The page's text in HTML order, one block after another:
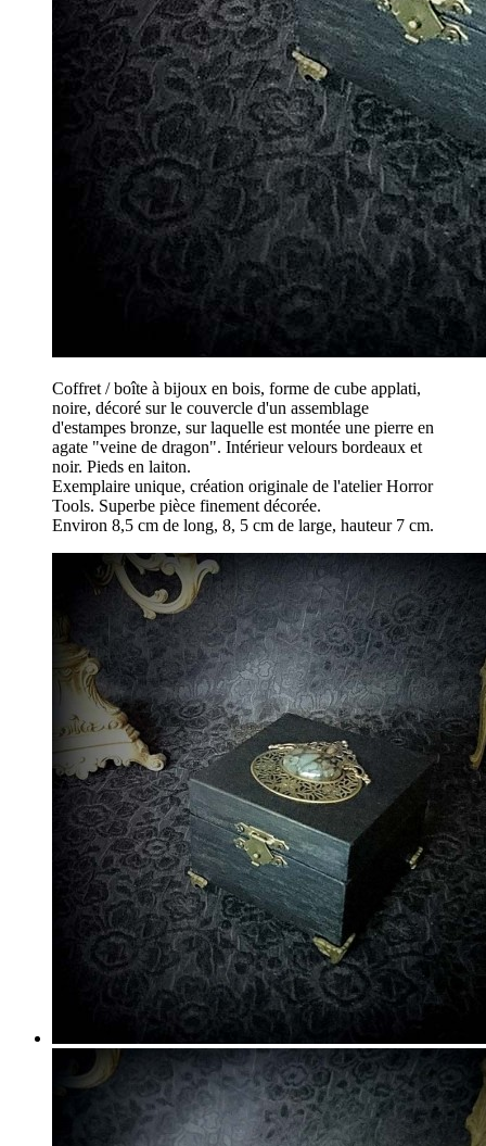
Coffret / boîte à bijoux en bois, forme de cube applati,
noire, décoré sur le couvercle d'un assemblage
d'estampes bronze, sur laquelle est montée une pierre en
agate "veine de dragon". Intérieur velours bordeaux et
noir. Pieds en laiton.
Exemplaire unique, création originale de l'atelier Horror
Tools. Superbe pièce finement décorée.
Environ 8,5 cm de long, 8, 5 cm de large, hauteur 7 cm.